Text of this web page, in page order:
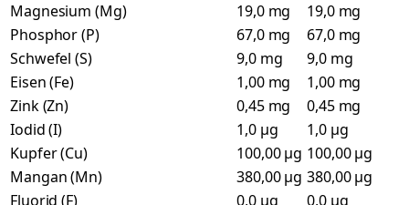
Magnesium (Mg)
19,0 mg
19,0 mg
Phosphor (P)
67,0 mg
67,0 mg
Schwefel (S)
9,0 mg
9,0 mg
Eisen (Fe)
1,00 mg
1,00 mg
Zink (Zn)
0,45 mg
0,45 mg
Iodid (I)
1,0 µg
1,0 µg
Kupfer (Cu)
100,00 µg 100,00 µg
Mangan (Mn)
380,00 µg 380,00 µg
Fluorid (F)
0,0 µg
0,0 µg